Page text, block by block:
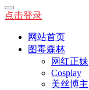
点击登录
网站首页
图毒森林
网红正妹
Cosplay
美丝博主